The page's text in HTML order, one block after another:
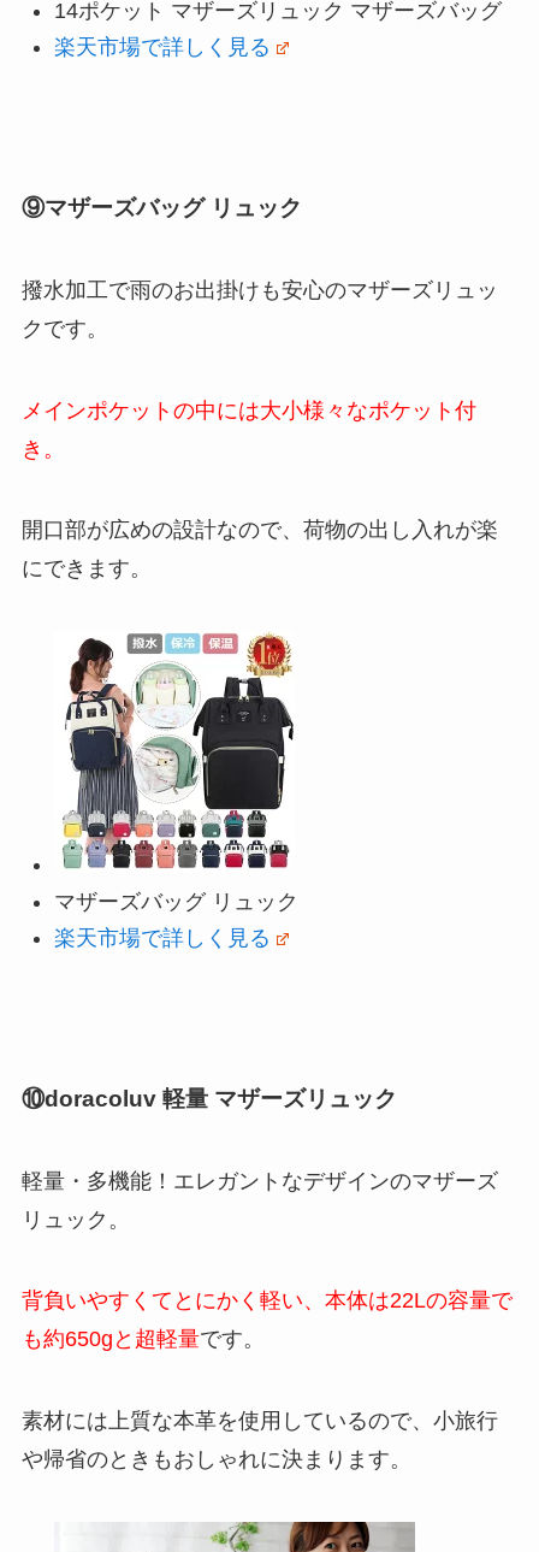
14ポケット マザーズリュック マザーズバッグ
楽天市場で詳しく見る
⑨マザーズバッグ リュック
撥水加工で雨のお出掛けも安心のマザーズリュッ
クです。
メインポケットの中には大小様々なポケット付
き。
開口部が広めの設計なので、荷物の出し入れが楽
にできます。
マザーズバッグ リュック
楽天市場で詳しく見る
⑩doracoluv 軽量 マザーズリュック
軽量・多機能！エレガントなデザインのマザーズ
リュック。
背負いやすくてとにかく軽い、本体は22Lの容量で
も約650gと超軽量です。
素材には上質な本革を使用しているので、小旅行
や帰省のときもおしゃれに決まります。